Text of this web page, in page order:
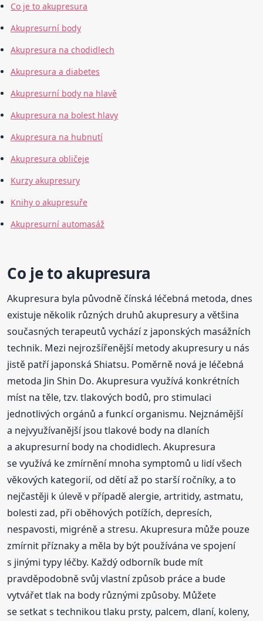
Co je to akupresura
Akupresurní body
Akupresura na chodidlech
Akupresura a diabetes
Akupresurní body na hlavě
Akupresura na bolest hlavy
Akupresura na hubnutí
Akupresura obličeje
Kurzy akupresury
Knihy o akupresuře
Akupresurní automasáž
Co je to akupresura
Akupresura byla původně čínská léčebná metoda, dnes
existuje několik různých druhů akupresury a většina
současných terapeutů vychází z japonských masážních
technik. Mezi nejrozšířenější metody akupresury u nás
jistě patří japonská Shiatsu. Poměrně nová je léčebná
metoda Jin Shin Do. Akupresura využívá konkrétních
míst na těle, tzv. tlakových bodů, pro stimulaci
jednotlivých orgánů a funkcí organismu. Nejznámější
a nejvyužívanější jsou tlakové body na dlaních
a akupresurní body na chodidlech. Akupresura
se využívá ke zmírnění mnoha symptomů u lidí všech
věkových kategorií, od dětí až po starší ročníky, a to
nejčastěji k úlevě v případě alergie, artritidy, astmatu,
bolesti zad, při oběhových potížích, depresích,
nespavosti, migréně a stresu. Akupresura může pouze
zmírnit příznaky a měla by být používána ve spojení
s jinými typy léčby. Každý odborník bude mít
pravděpodobně svůj vlastní způsob práce a bude
vytvářet tlak na body různými způsoby. Můžete
se setkat s technikou tlaku prsty, palcem, dlaní, koleny,